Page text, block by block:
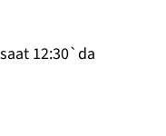
12:30`da